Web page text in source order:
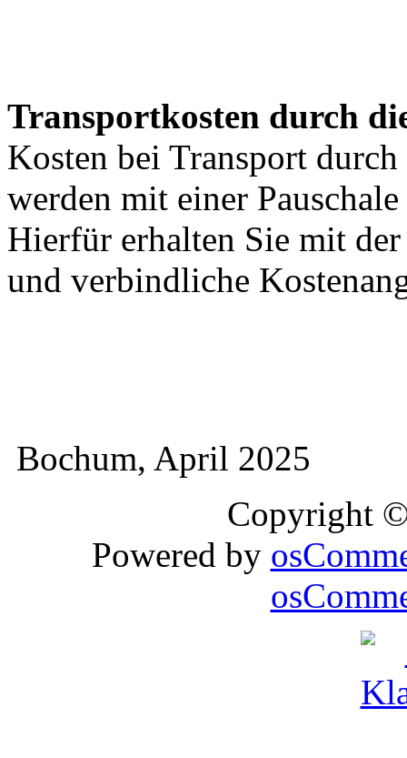
Transportkosten durch
Kosten bei Transport
werden mit einer
Hierfür erhalten Sie mit
und verbindliche
Bochum, April 2025
Copyright
Powered by